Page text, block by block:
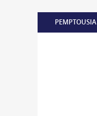
PEMPTOUSIA